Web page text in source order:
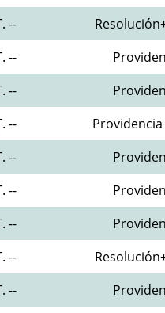
--
--
--
--
--
--
--
--
--